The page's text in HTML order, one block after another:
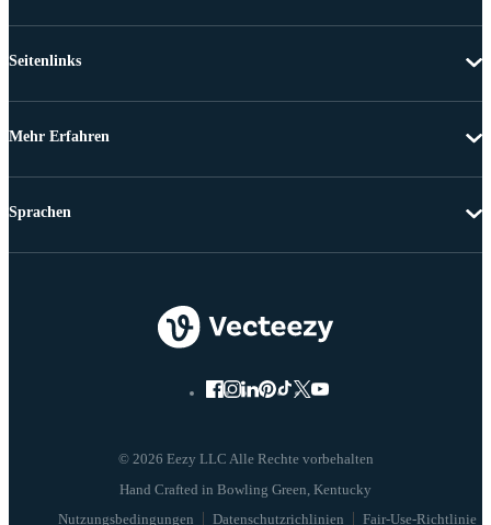
Seitenlinks
Mehr Erfahren
© 2026 Eezy LLC Alle Rechte vorbehalten
Nutzungsbedingungen Datenschutzrichlinien Fair-Use-Richtlinie
Sprachen